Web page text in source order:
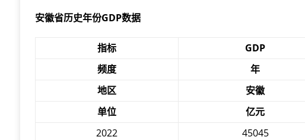
安徽省历史年份GDP数据
指标 GDP
频度
年
地区
安徽
单位
亿元
2022
45045